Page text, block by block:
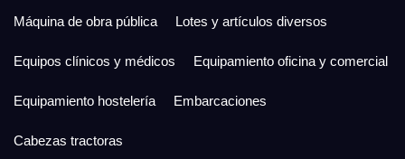
Máquina de obra pública Lotes y artículos diversos
Equipos clínicos y médicos Equipamiento oficina y comercial
Equipamiento hostelería Embarcaciones
Cabezas tractoras